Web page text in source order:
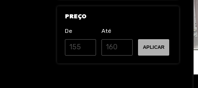
PREÇO
De Até
APLICAR